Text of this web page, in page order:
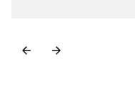
Speakers like these